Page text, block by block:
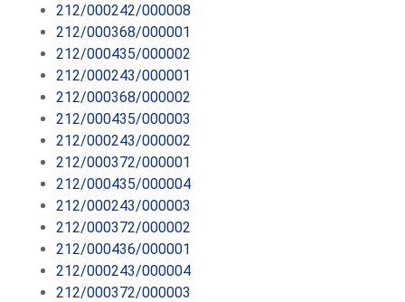
212/000242/000008
212/000368/000001
212/000435/000002
212/000243/000001
212/000368/000002
212/000435/000003
212/000243/000002
212/000372/000001
212/000435/000004
212/000243/000003
212/000372/000002
212/000436/000001
212/000243/000004
212/000372/000003